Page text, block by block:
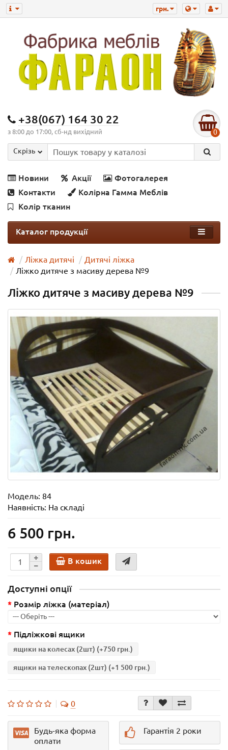
грн.
+38(067) 164 30 22
з 8:00 до 17:00, сб-нд вихідний 0
Скрізь
Новини Акції
Фотогалерея
Контакти
Колірна Гамма Меблів
Колір тканин
Каталог продукції
Ліжка дитячі
Дитячі ліжка
Ліжко дитяче з масиву дерева №9
Ліжко дитяче з масиву дерева №9
Модель: 84
Наявність: На складі
6 500 грн.
В кошик
Доступні опції
Розмір ліжка (матеріал)
Підліжкові ящики
ящики на колесах (2шт) (+750 грн.)
ящики на телескопах (2шт) (+1 500 грн.)
0
Будь-яка форма
оплати
Гарантія 2 роки